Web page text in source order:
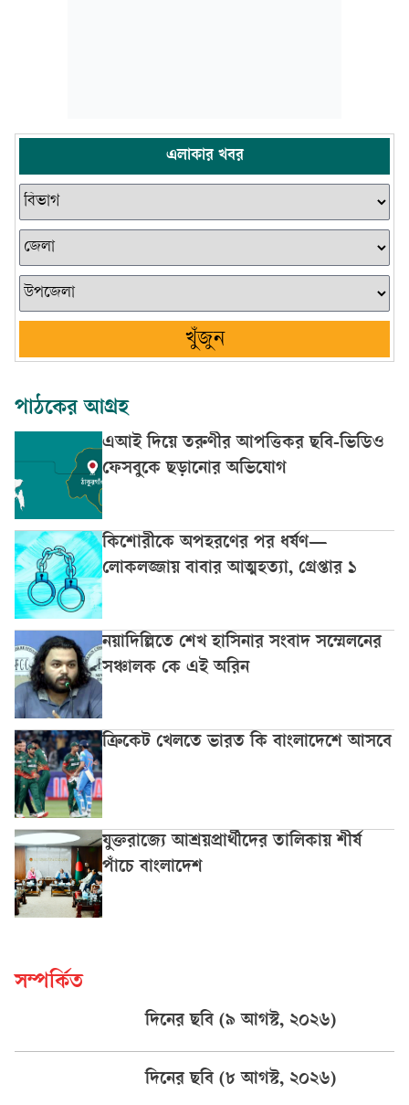
এলাকার খবর
খুঁজুন
পাঠকের আগ্রহ
এআই দিয়ে তরুণীর আপত্তিকর ছবি-ভিডিও
ফেসবুকে ছড়ানোর অভিযোগ
কিশোরীকে অপহরণের পর ধর্ষণ—
লোকলজ্জায় বাবার আত্মহত্যা, গ্রেপ্তার ১
নয়াদিল্লিতে শেখ হাসিনার সংবাদ সম্মেলনের
সঞ্চালক কে এই অরিন
ক্রিকেট খেলতে ভারত কি বাংলাদেশে আসবে
যুক্তরাজ্যে আশ্রয়প্রার্থীদের তালিকায় শীর্ষ
পাঁচে বাংলাদেশ
সম্পর্কিত
দিনের ছবি (৯ আগস্ট, ২০২৬)
দিনের ছবি (৮ আগস্ট, ২০২৬)